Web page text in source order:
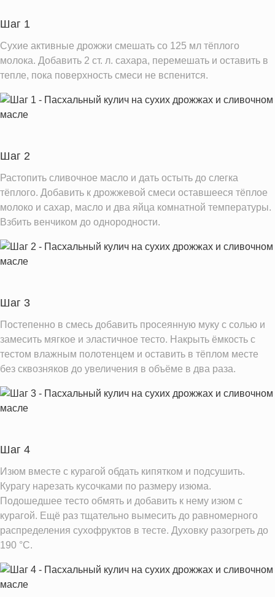
Пищевые волокна
Сахар
Натрий
178.0 мг
Магний
22.5 мг
Кальций
15.3 мг
Железо
Фолиевая кислота
Витамин С
0.0 мг
Витамин Е
0.1 мг
Насыщенные жиры
Информация для одной порции
Шаг 1
Сухие активные дрожжи смешать со 125 мл тёплого
молока. Добавить 2 ст. л. сахара, перемешать и оставить в
тепле, пока поверхность смеси не вспенится.
Шаг 2
Растопить сливочное масло и дать остыть до слегка
тёплого. Добавить к дрожжевой смеси оставшееся тёплое
молоко и сахар, масло и два яйца комнатной температуры.
Взбить венчиком до однородности.
Шаг 3
Постепенно в смесь добавить просеянную муку с солью и
замесить мягкое и эластичное тесто. Накрыть ёмкость с
тестом влажным полотенцем и оставить в тёплом месте
без сквозняков до увеличения в объёме в два раза.
Шаг 4
Изюм вместе с курагой обдать кипятком и подсушить.
Курагу нарезать кусочками по размеру изюма.
Подошедшее тесто обмять и добавить к нему изюм с
курагой. Ещё раз тщательно вымесить до равномерного
распределения сухофруктов в тесте. Духовку разогреть до
190 °C.